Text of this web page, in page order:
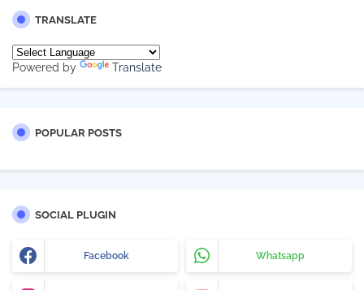
TRANSLATE
Powered by Translate
POPULAR POSTS
SOCIAL PLUGIN
Facebook Whatsapp